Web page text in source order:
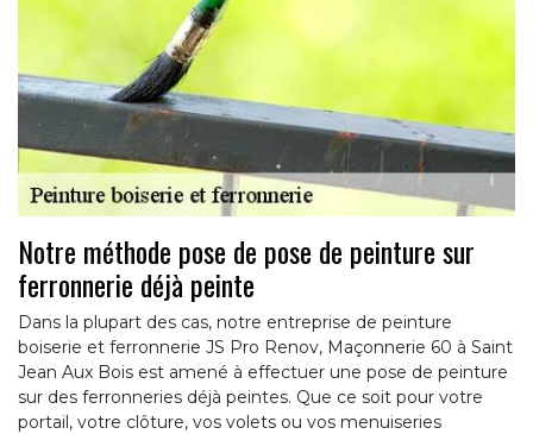
Notre méthode pose de pose de peinture sur
ferronnerie déjà peinte
Dans la plupart des cas, notre entreprise de peinture
boiserie et ferronnerie JS Pro Renov, Maçonnerie 60 à Saint
Jean Aux Bois est amené à effectuer une pose de peinture
sur des ferronneries déjà peintes. Que ce soit pour votre
portail, votre clôture, vos volets ou vos menuiseries